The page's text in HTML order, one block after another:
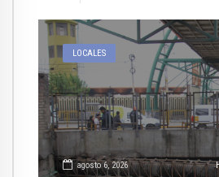
LOCALES
agosto 6, 2026